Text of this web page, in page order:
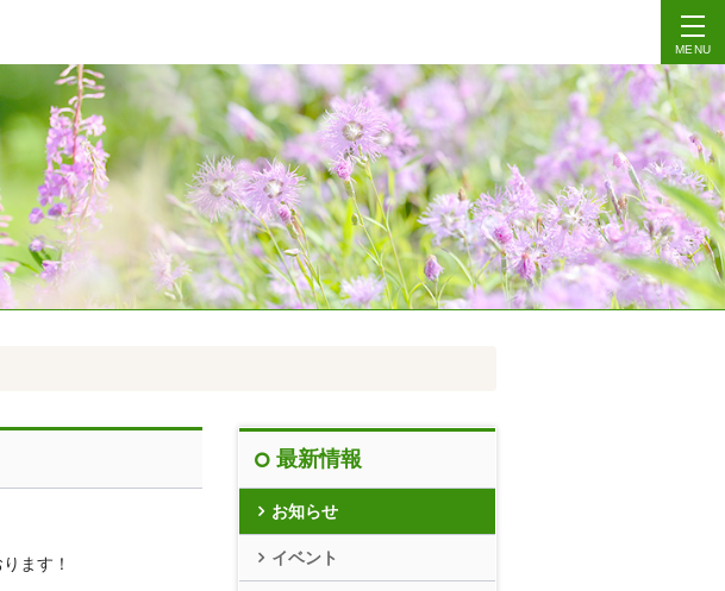
MENU
ます！
最新情報
お知らせ
イベント